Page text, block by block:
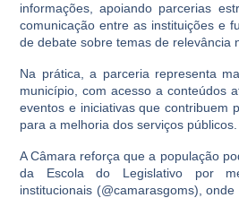
informações, apoiando parcerias
comunicação entre as instituições e
de debate sobre temas de relevância
Na prática, a parceria representa
município, com acesso a conteúdos
eventos e iniciativas que contribuem
para a melhoria dos serviços públicos.
A Câmara reforça que a população
da Escola do Legislativo por
institucionais (@camarasgoms),